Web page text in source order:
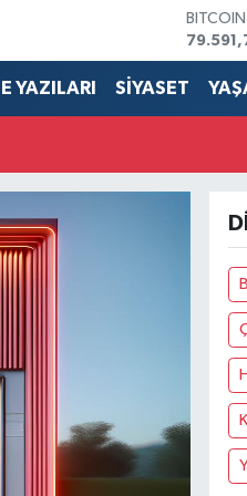
BITCOIN
DOLAR
G.ALTIN
YAZILARI SİYASET